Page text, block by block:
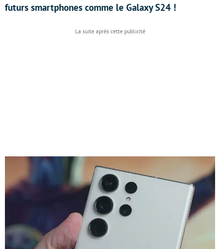
futurs smartphones comme le Galaxy S24 !